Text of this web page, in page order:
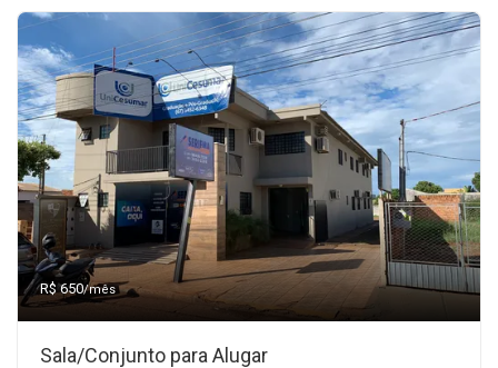
R$ 650/mês
Sala/Conjunto para Alugar